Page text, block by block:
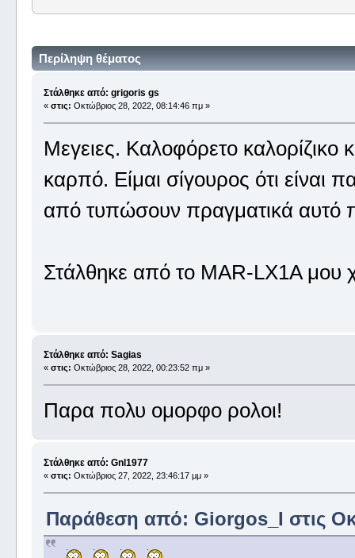
Περίληψη θέματος
Στάλθηκε από: grigoris gs
« στις: Οκτώβριος 28, 2022, 08:14:46 πμ »
Μεγειες. Καλοφόρετο καλορίζικο
καρπό. Είμαι σίγουρος ότι
από τυπώσουν πραγματικά αυτό
Στάλθηκε από το MAR-LX1A μου
Στάλθηκε από: Sagias
« στις: Οκτώβριος 28, 2022, 00:23:52 πμ »
Παρα πολυ ομορφο ρολοι!
Στάλθηκε από: Gnl1977
« στις: Οκτώβριος 27, 2022, 23:46:17 μμ »
Παράθεση από: Giorgos_I στις